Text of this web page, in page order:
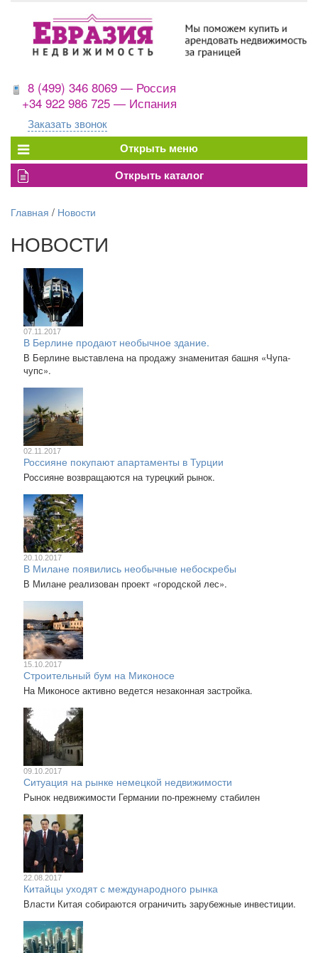
8 (499) 346 8069 — Россия
+34 922 986 725 — Испания
Заказать звонок
Главная / Новости
НОВОСТИ
07.11.2017
В Берлине продают необычное здание.
В Берлине выставлена на продажу знаменитая башня «Чупа-
чупс».
02.11.2017
Россияне покупают апартаменты в Турции
Россияне возвращаются на турецкий рынок.
20.10.2017
В Милане появились необычные небоскребы
В Милане реализован проект «городской лес».
15.10.2017
Строительный бум на Миконосе
На Миконосе активно ведется незаконная застройка.
09.10.2017
Ситуация на рынке немецкой недвижимости
Рынок недвижимости Германии по-прежнему стабилен
22.08.2017
Китайцы уходят с международного рынка
Власти Китая собираются ограничить зарубежные инвестиции.